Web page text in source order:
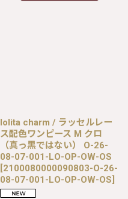
lolita charm / ラッセルレー
ス配色ワンピース M クロ
（真っ黒ではない） O-26-
08-07-001-LO-OP-OW-OS
[2100080000090803-O-26-
08-07-001-LO-OP-OW-OS]